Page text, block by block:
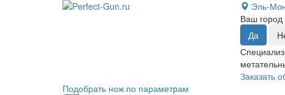
Эль-
Ваш
Заказать
Подобрать нож по параметрам